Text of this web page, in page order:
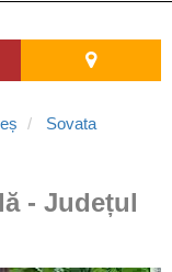
Sovata
- Județul